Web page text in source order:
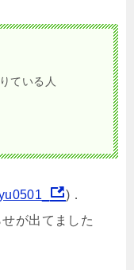
ている人
)．
が出てました